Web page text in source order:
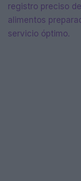
registro preciso
alimentos
servicio óptimo.